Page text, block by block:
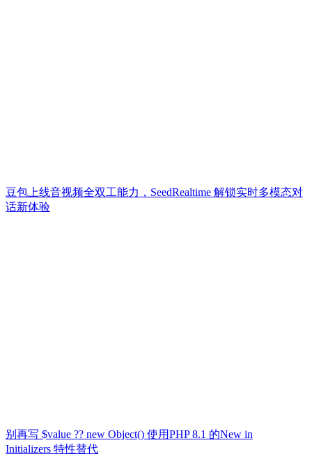
豆包上线音视频全双工能力，SeedRealtime 解锁实时多模态对
话新体验
别再写 $value ?? new Object() 使用PHP 8.1 的New in
Initializers 特性替代